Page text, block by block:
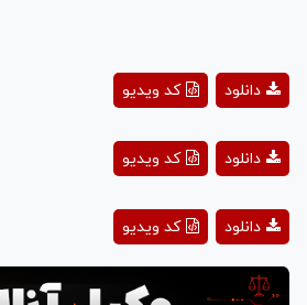
Playکد ویدیو دانلود
Playکد ویدیو دانلود
Play
Video
کد ویدیو دانلود